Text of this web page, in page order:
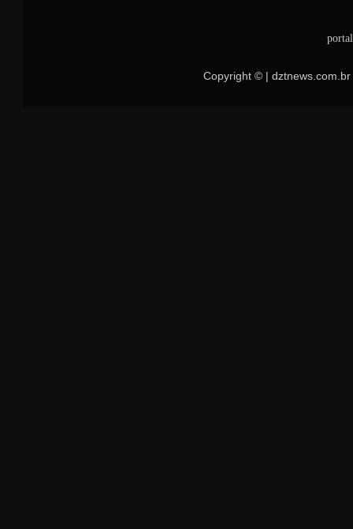
Copyright © |